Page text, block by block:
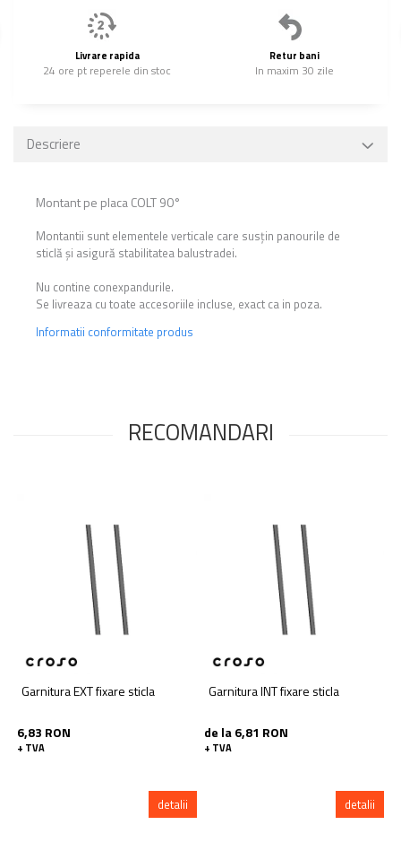
Livrare rapida
24 ore pt reperele din stoc
Retur bani
In maxim 30 zile
Descriere
Montant pe placa COLT 90°
Montantii sunt elementele verticale care susțin panourile de
sticlă și asigură stabilitatea balustradei.
Nu contine conexpandurile.
Se livreaza cu toate accesoriile incluse, exact ca in poza.
Informatii conformitate produs
RECOMANDARI
Garnitura EXT fixare sticla
6,83 RON
+ TVA
detalii
Garnitura INT fixare sticla
de la 6,81 RON
+ TVA
detalii